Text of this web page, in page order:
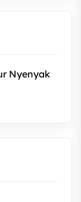
Nyenyak